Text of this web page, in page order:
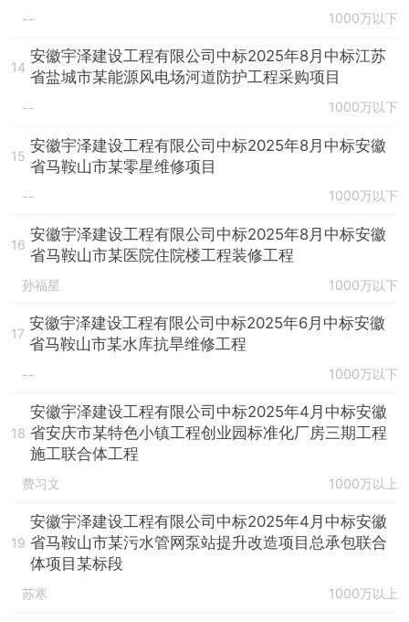
-- 1000万以下
14
安徽宇泽建设工程有限公司中标2025年8月中标江苏
省盐城市某能源风电场河道防护工程采购项目
-- 1000万以下
15
安徽宇泽建设工程有限公司中标2025年8月中标安徽
省马鞍山市某零星维修项目
-- 1000万以下
16
安徽宇泽建设工程有限公司中标2025年8月中标安徽
省马鞍山市某医院住院楼工程装修工程
孙福星 1000万以下
17
安徽宇泽建设工程有限公司中标2025年6月中标安徽
省马鞍山市某水库抗旱维修工程
-- 1000万以下
18
安徽宇泽建设工程有限公司中标2025年4月中标安徽
省安庆市某特色小镇工程创业园标准化厂房三期工程
施工联合体工程
费习文 1000万以上
19
安徽宇泽建设工程有限公司中标2025年4月中标安徽
省马鞍山市某污水管网泵站提升改造项目总承包联合
体项目某标段
苏寒 1000万以上